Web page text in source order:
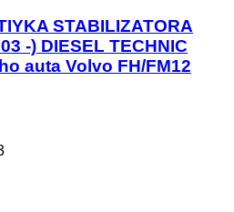
STABILIZATORA
-) DIESEL TECHNIC
auta Volvo FH/FM12